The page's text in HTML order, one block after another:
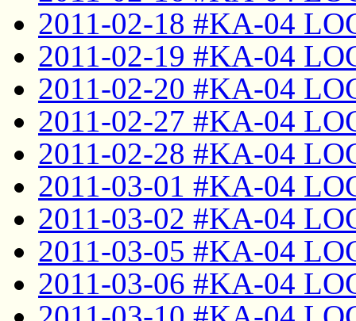
2011-02-18 #KA-04
2011-02-19 #KA-04
2011-02-20 #KA-04
2011-02-27 #KA-04
2011-02-28 #KA-04
2011-03-01 #KA-04
2011-03-02 #KA-04
2011-03-05 #KA-04
2011-03-06 #KA-04